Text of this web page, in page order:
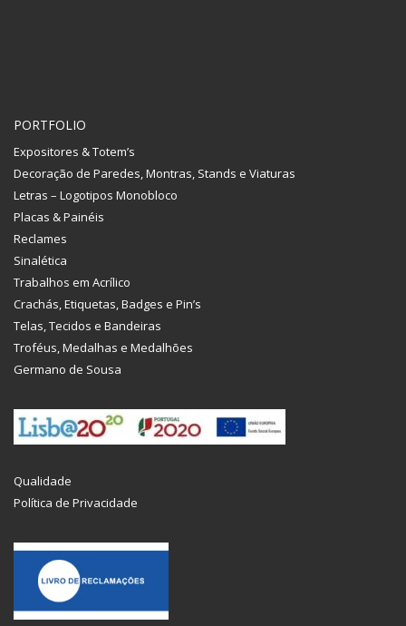
PORTFOLIO
Expositores & Totem’s
Decoração de Paredes, Montras, Stands e Viaturas
Letras – Logotipos Monobloco
Placas & Painéis
Reclames
Sinalética
Trabalhos em Acrílico
Crachás, Etiquetas, Badges e Pin’s
Telas, Tecidos e Bandeiras
Troféus, Medalhas e Medalhões
Germano de Sousa
Qualidade
Política de Privacidade